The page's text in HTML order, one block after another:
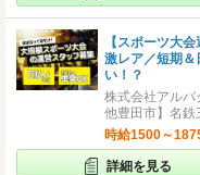
【スポーツ大会
激レア／短期
い！？
株式会社アル
他豊田市】名鉄
時給1500～
詳細を見る